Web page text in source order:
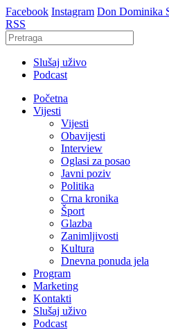
Facebook Instagram Don Dominika
RSS
Slušaj uživo
Podcast
Početna
Vijesti
Vijesti
Obavijesti
Interview
Oglasi za posao
Javni poziv
Politika
Crna kronika
Šport
Glazba
Zanimljivosti
Kultura
Dnevna ponuda jela
Program
Marketing
Kontakti
Slušaj uživo
Podcast